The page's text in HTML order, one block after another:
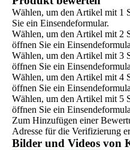
Wählen, um den Artikel mit 1
Sie ein Einsendeformular.
Wählen, um den Artikel mit 2
öffnen Sie ein
Wählen, um den Artikel mit 3
öffnen Sie ein
Wählen, um den Artikel mit 4
öffnen Sie ein
Wählen, um den Artikel mit 5
öffnen Sie ein
Zum Hinzufügen einer
Adresse für die Verifizierung
Bilder und Videos von